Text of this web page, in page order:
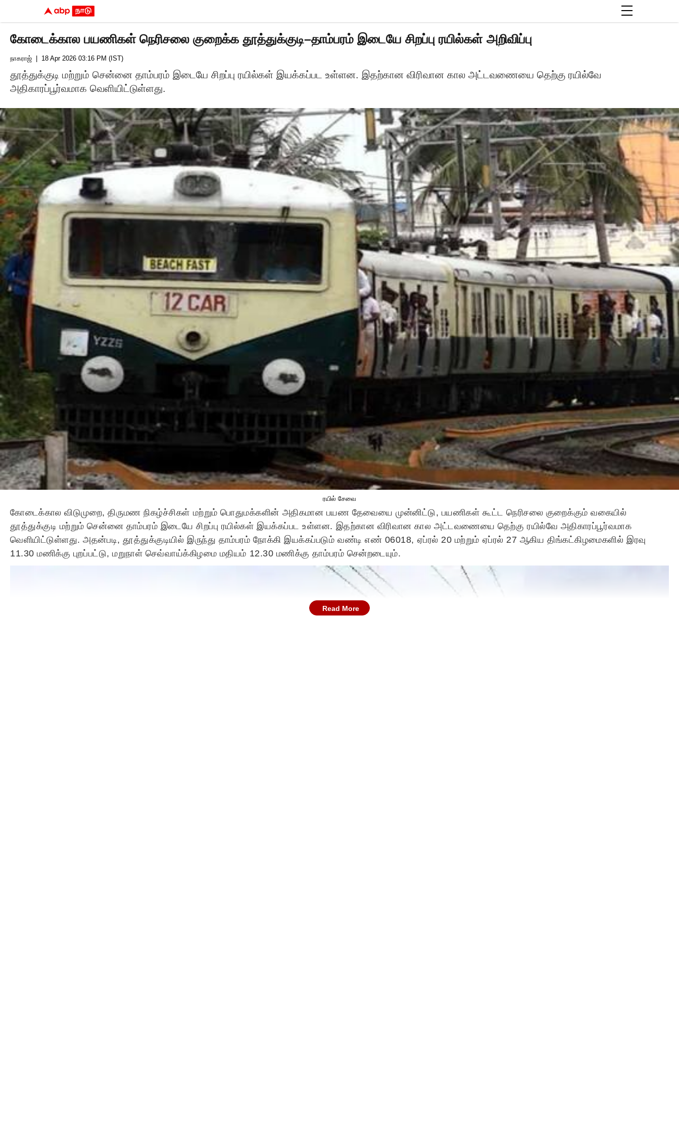
கோடைக்கால பயணிகள் நெரிசலை குறைக்க தூத்துக்குடி–தாம்பரம் இடையே சிறப்பு ரயில்கள் அறிவிப்பு
நாகராஜ் | 18 Apr 2026 03:16 PM (IST)
தூத்துக்குடி மற்றும் சென்னை தாம்பரம் இடையே சிறப்பு ரயில்கள் இயக்கப்பட உள்ளன. இதற்கான விரிவான கால அட்டவணையை தெற்கு ரயில்வே
அதிகாரப்பூர்வமாக வெளியிட்டுள்ளது.
ரயில் சேவை
கோடைக்கால விடுமுறை, திருமண நிகழ்ச்சிகள் மற்றும் பொதுமக்களின் அதிகமான பயண தேவையை முன்னிட்டு, பயணிகள் கூட்ட நெரிசலை குறைக்கும் வகையில்
தூத்துக்குடி மற்றும் சென்னை தாம்பரம் இடையே சிறப்பு ரயில்கள் இயக்கப்பட உள்ளன. இதற்கான விரிவான கால அட்டவணையை தெற்கு ரயில்வே அதிகாரப்பூர்வமாக
வெளியிட்டுள்ளது. அதன்படி, தூத்துக்குடியில் இருந்து தாம்பரம் நோக்கி இயக்கப்படும் வண்டி எண் 06018, ஏப்ரல் 20 மற்றும் ஏப்ரல் 27 ஆகிய திங்கட்கிழமைகளில் இரவு
11.30 மணிக்கு புறப்பட்டு, மறுநாள் செவ்வாய்க்கிழமை மதியம் 12.30 மணிக்கு தாம்பரம் சென்றடையும்.
Read More